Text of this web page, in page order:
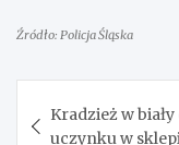
Źródło: Policja Śląska
wpisu
Kradzież w
uczynku w